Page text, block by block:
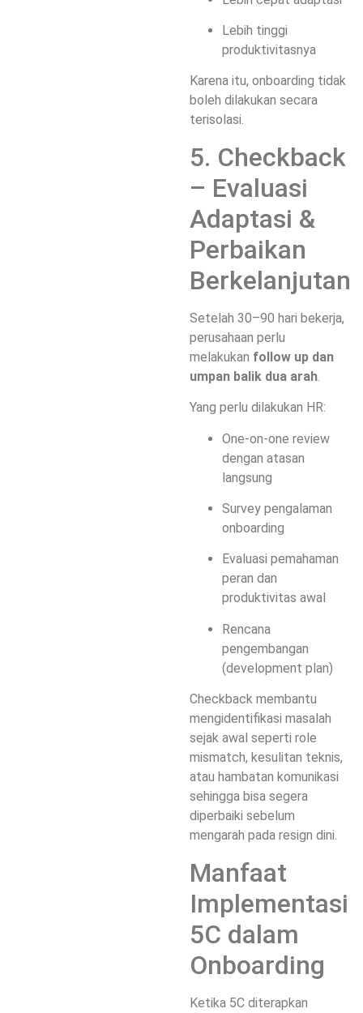
Lebih tinggi
produktivitasnya
Karena itu, onboarding tidak
boleh dilakukan secara
terisolasi.
5. Checkback
– Evaluasi
Adaptasi &
Perbaikan
Berkelanjutan
Setelah 30–90 hari bekerja,
perusahaan perlu
melakukan follow up dan
umpan balik dua arah.
Yang perlu dilakukan HR:
One-on-one review
dengan atasan
langsung
Survey pengalaman
onboarding
Evaluasi pemahaman
peran dan
produktivitas awal
Rencana
pengembangan
(development plan)
Checkback membantu
mengidentifikasi masalah
sejak awal seperti role
mismatch, kesulitan teknis,
atau hambatan komunikasi
sehingga bisa segera
diperbaiki sebelum
mengarah pada resign dini.
Manfaat
Implementasi
5C dalam
Onboarding
Ketika 5C diterapkan